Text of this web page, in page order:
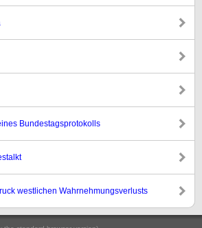
Bundestagsprotokolls
westlichen Wahrnehmungsverlusts